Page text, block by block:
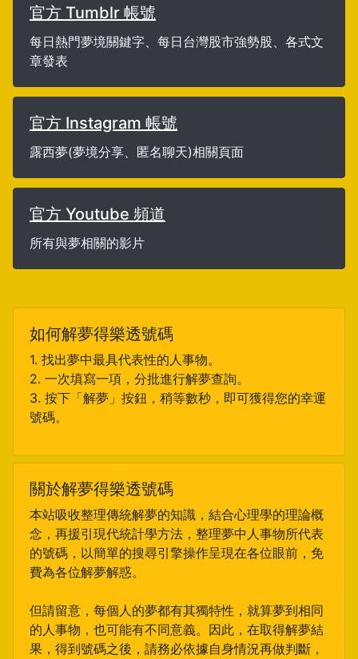
官方 Tumblr 帳號
每日熱門夢境關鍵字、每日台灣股市強勢股、各式文
章發表
官方 Instagram 帳號
露西夢(夢境分享、匿名聊天)相關頁面
官方 Youtube 頻道
所有與夢相關的影片
如何解夢得樂透號碼
1. 找出夢中最具代表性的人事物。
2. 一次填寫一項，分批進行解夢查詢。
3. 按下「解夢」按鈕，稍等數秒，即可獲得您的幸運
號碼。
關於解夢得樂透號碼
本站吸收整理傳統解夢的知識，結合心理學的理論概
念，再援引現代統計學方法，整理夢中人事物所代表
的號碼，以簡單的搜尋引擎操作呈現在各位眼前，免
費為各位解夢解惑。
但請留意，每個人的夢都有其獨特性，就算夢到相同
的人事物，也可能有不同意義。因此，在取得解夢結
果，得到號碼之後，請務必依據自身情況再做判斷，